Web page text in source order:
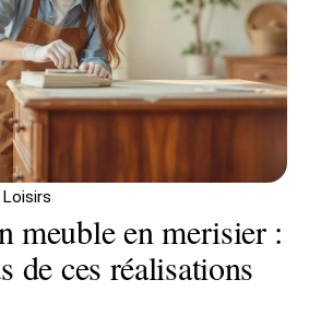
Loisirs
meuble en merisier :
de ces réalisations